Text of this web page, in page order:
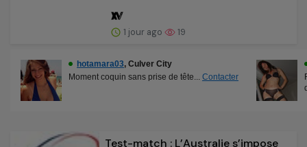
1 jour ago 19
Test-match : L’Australie s’impose